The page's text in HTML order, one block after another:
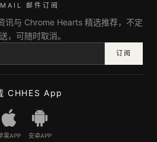
邮件订阅
讯与 Chrome Hearts 精选推荐，不定
，可随时取消。
订阅
CHHES App
果APP 安卓APP